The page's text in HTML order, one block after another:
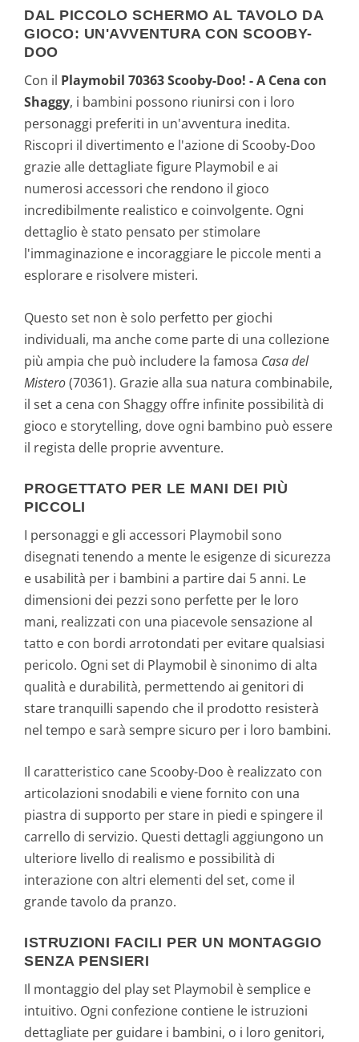
DAL PICCOLO SCHERMO AL TAVOLO DA
GIOCO: UN'AVVENTURA CON SCOOBY-
DOO
Con il Playmobil 70363 Scooby-Doo! - A Cena con
Shaggy, i bambini possono riunirsi con i loro
personaggi preferiti in un'avventura inedita.
Riscopri il divertimento e l'azione di Scooby-Doo
grazie alle dettagliate figure Playmobil e ai
numerosi accessori che rendono il gioco
incredibilmente realistico e coinvolgente. Ogni
dettaglio è stato pensato per stimolare
l'immaginazione e incoraggiare le piccole menti a
esplorare e risolvere misteri.
Questo set non è solo perfetto per giochi
individuali, ma anche come parte di una collezione
più ampia che può includere la famosa Casa del
Mistero(70361). Grazie alla sua natura combinabile,
il set a cena con Shaggy offre infinite possibilità di
gioco e storytelling, dove ogni bambino può essere
il regista delle proprie avventure.
PROGETTATO PER LE MANI DEI PIÙ
PICCOLI
I personaggi e gli accessori Playmobil sono
disegnati tenendo a mente le esigenze di sicurezza
e usabilità per i bambini a partire dai 5 anni. Le
dimensioni dei pezzi sono perfette per le loro
mani, realizzati con una piacevole sensazione al
tatto e con bordi arrotondati per evitare qualsiasi
pericolo. Ogni set di Playmobil è sinonimo di alta
qualità e durabilità, permettendo ai genitori di
stare tranquilli sapendo che il prodotto resisterà
nel tempo e sarà sempre sicuro per i loro bambini.
Il caratteristico cane Scooby-Doo è realizzato con
articolazioni snodabili e viene fornito con una
piastra di supporto per stare in piedi e spingere il
carrello di servizio. Questi dettagli aggiungono un
ulteriore livello di realismo e possibilità di
interazione con altri elementi del set, come il
grande tavolo da pranzo.
ISTRUZIONI FACILI PER UN MONTAGGIO
SENZA PENSIERI
Il montaggio del play set Playmobil è semplice e
intuitivo. Ogni confezione contiene le istruzioni
dettagliate per guidare i bambini, o i loro genitori,